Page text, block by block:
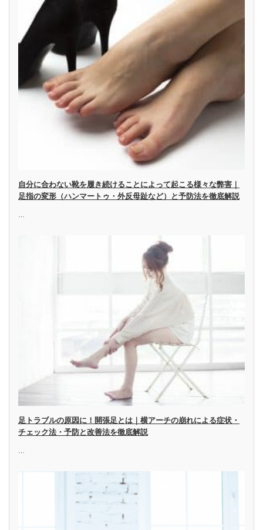
自分に合わない靴を履き続けることによって起こる様々な弊害｜
足指の変形（ハンマートゥ・外反母趾など）と予防法を徹底解説
足トラブルの原因に！開張足とは｜横アーチの崩れによる症状・
チェック法・予防と改善法を徹底解説